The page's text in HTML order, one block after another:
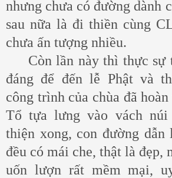
nhưng chưa có đường dành
sau nữa là đi thiền cùng
chưa ấn tượng nhiều.
Còn lần này thì thực sự
đáng để đến lễ Phật và
công trình của chùa đã
Tổ tựa lưng vào vách núi
thiện xong, con đường dẫn
đều có mái che, thật là đẹp,
uốn lượn rất mềm mại,